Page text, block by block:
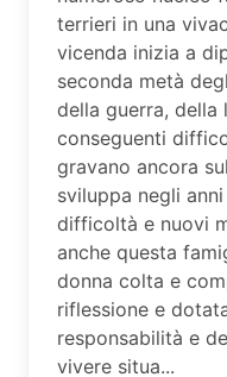
terrieri in una
vicenda inizia a
seconda metà
della guerra,
conseguenti
gravano ancora
sviluppa negli
difficoltà e nuovi
anche questa
donna colta e
riflessione e
responsabilità e
vivere situa...